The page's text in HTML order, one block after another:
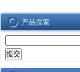
产品搜索